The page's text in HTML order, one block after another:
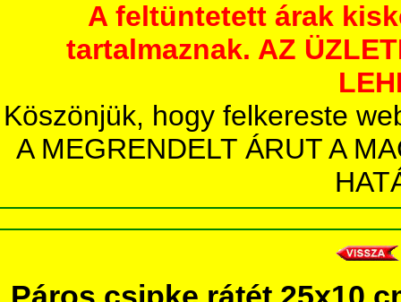
A feltüntetett árak
tartalmaznak. AZ
Köszönjük, hogy felkereste
A MEGRENDELT ÁRUT A